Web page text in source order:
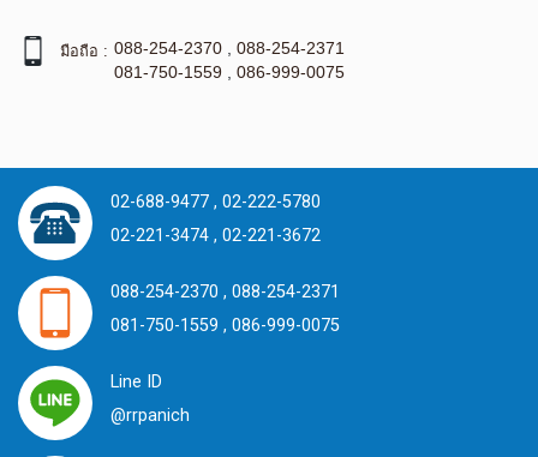
มือถือ : 088-254-2370
088-254-2371
081-750-1559
086-999-0075
02-688-9477 ,02-222-5780
02-221-3474 ,02-221-3672
088-254-2370 ,088-254-2371
081-750-1559 ,086-999-0075
Line ID
@rrpanich